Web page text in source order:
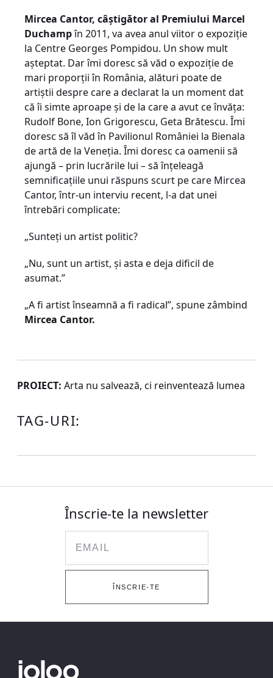
Mircea Cantor, câştigător al Premiului Marcel
Duchampîn 2011, va avea anul viitor o expoziţie
la Centre Georges Pompidou. Un show mult
aşteptat. Dar îmi doresc să văd o expoziţie de
mari proporţii în România, alături poate de
artiştii despre care a declarat la un moment dat
că îi simte aproape şi de la care a avut ce învăţa:
Rudolf Bone, Ion Grigorescu, Geta Brătescu. Îmi
doresc să îl văd în Pavilionul României la Bienala
de artă de la Veneţia. Îmi doresc ca oamenii să
ajungă – prin lucrările lui – să înţeleagă
semnificaţiile unui răspuns scurt pe care Mircea
Cantor, într-un interviu recent, l-a dat unei
întrebări complicate:
„Sunteţi un artist politic?
„Nu, sunt un artist, şi asta e deja dificil de
asumat.”
„A fi artist înseamnă a fi radical”, spune zâmbind
Mircea Cantor.
PROIECT: Arta nu salvează, ci reinventează lumea
TAG-URI:
Înscrie-te la newsletter
ÎNSCRIE-TE